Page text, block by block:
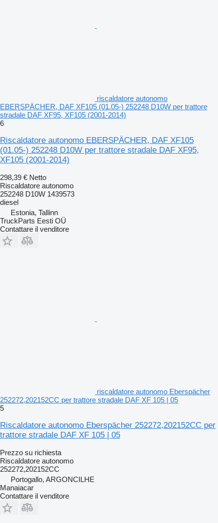
riscaldatore autonomo
EBERSPÄCHER, DAF XF105 (01.05-) 252248 D10W per trattore
stradale DAF XF95, XF105 (2001-2014)
6
Riscaldatore autonomo EBERSPÄCHER, DAF XF105
(01.05-) 252248 D10W per trattore stradale DAF XF95,
XF105 (2001-2014)
298,39 € Netto
Riscaldatore autonomo
252248 D10W 1439573
diesel
Estonia, Tallinn
TruckParts Eesti OÜ
Contattare il venditore
riscaldatore autonomo Eberspächer
252272,202152CC per trattore stradale DAF XF 105 | 05
5
Riscaldatore autonomo Eberspächer 252272,202152CC per
trattore stradale DAF XF 105 | 05
Prezzo su richiesta
Riscaldatore autonomo
252272,202152CC
Portogallo, ARGONCILHE
Manaiacar
Contattare il venditore